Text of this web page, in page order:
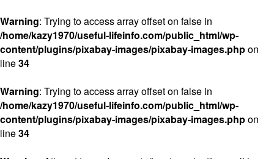
Warning: Trying to access array offset on false in
/home/kazy1970/useful-lifeinfo.com/public_html/wp-
content/plugins/pixabay-images/pixabay-images.phpon
line34
Warning: Trying to access array offset on false in
/home/kazy1970/useful-lifeinfo.com/public_html/wp-
content/plugins/pixabay-images/pixabay-images.phpon
line34